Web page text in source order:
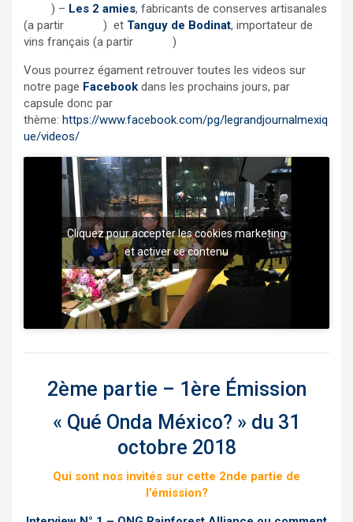
) – Les 2 amies, fabricants de conserves artisanales
(a partir
) et Tanguy de Bodinat, importateur de
vins français (a partir
)
Vous pourrez égament retrouver toutes les videos sur
notre page Facebook dans les prochains jours, par
capsule donc par
thème: https://www.facebook.com/pg/legrandjournalmexiq
ue/videos/
Cliquez pour accepter les cookies marketing
et activer ce contenu
2ème partie – 1ère Émission
« Qué Onda México? » du 31
octobre 2018
Qui sont nos invités sur cette 2nde partie de
l’émission?